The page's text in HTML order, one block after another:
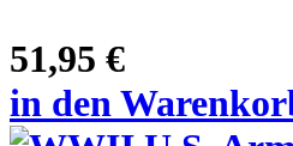
51,95 €
in den